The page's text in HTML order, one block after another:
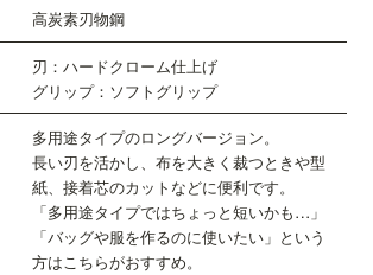
高炭素刃物鋼
刃：ハードクローム仕上げ
グリップ：ソフトグリップ
多用途タイプのロングバージョン。
長い刃を活かし、布を大きく裁つときや型
紙、接着芯のカットなどに便利です。
「多用途タイプではちょっと短いかも…」
「バッグや服を作るのに使いたい」という
方はこちらがおすすめ。